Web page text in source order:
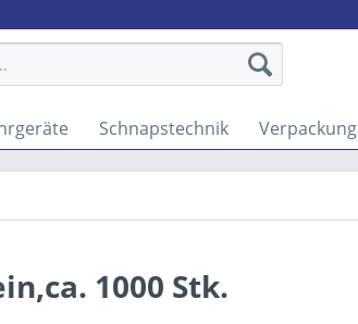
Schnapstechnik Verpackung
1000 Stk.